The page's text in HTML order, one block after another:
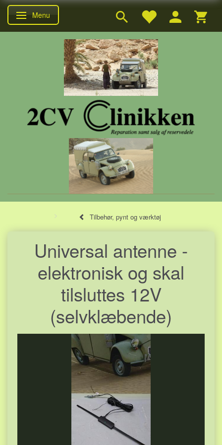
Skifte navigation
Menu
Tilbehør, pynt og værktøj
Universal antenne -
elektronisk og skal
tilsluttes 12V
(selvklæbende)